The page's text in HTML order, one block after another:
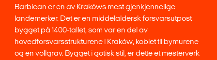
Barbican er en av Krakóws mest gjenkjennelige
landemerker. Det er en middelaldersk forsvarsutpost
bygget på 1400-tallet, som var en del av
hovedforsvarsstrukturene i Kraków, koblet til bymurene
og en vollgrav. Bygget i gotisk stil, er dette et mesterverk